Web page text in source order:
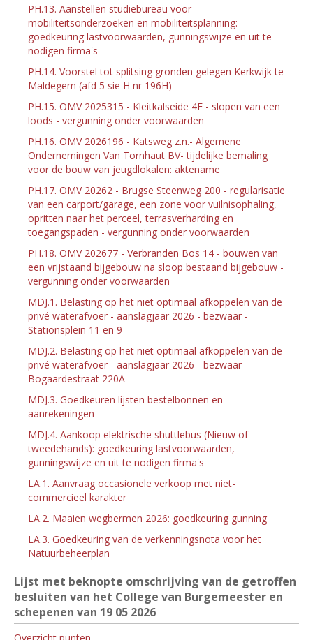
PH.13. Aanstellen studiebureau voor
mobiliteitsonderzoeken en mobiliteitsplanning:
goedkeuring lastvoorwaarden, gunningswijze en uit te
nodigen firma's
PH.14. Voorstel tot splitsing gronden gelegen Kerkwijk te
Maldegem (afd 5 sie H nr 196H)
PH.15. OMV 2025315 - Kleitkalseide 4E - slopen van een
loods - vergunning onder voorwaarden
PH.16. OMV 2026196 - Katsweg z.n.- Algemene
Ondernemingen Van Tornhaut BV- tijdelijke bemaling
voor de bouw van jeugdlokalen: aktename
PH.17. OMV 20262 - Brugse Steenweg 200 - regularisatie
van een carport/garage, een zone voor vuilnisophaling,
opritten naar het perceel, terrasverharding en
toegangspaden - vergunning onder voorwaarden
PH.18. OMV 202677 - Verbranden Bos 14 - bouwen van
een vrijstaand bijgebouw na sloop bestaand bijgebouw -
vergunning onder voorwaarden
MDJ.1. Belasting op het niet optimaal afkoppelen van de
privé waterafvoer - aanslagjaar 2026 - bezwaar -
Stationsplein 11 en 9
MDJ.2. Belasting op het niet optimaal afkoppelen van de
privé waterafvoer - aanslagjaar 2026 - bezwaar -
Bogaardestraat 220A
MDJ.3. Goedkeuren lijsten bestelbonnen en
aanrekeningen
MDJ.4. Aankoop elektrische shuttlebus (Nieuw of
tweedehands): goedkeuring lastvoorwaarden,
gunningswijze en uit te nodigen firma's
LA.1. Aanvraag occasionele verkoop met niet-
commercieel karakter
LA.2. Maaien wegbermen 2026: goedkeuring gunning
LA.3. Goedkeuring van de verkenningsnota voor het
Natuurbeheerplan
Lijst met beknopte omschrijving van de getroffen
besluiten van het College van Burgemeester en
schepenen van 19 05 2026